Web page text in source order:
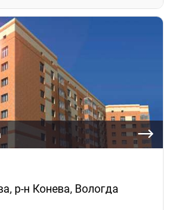
р-н Конева, Вологда